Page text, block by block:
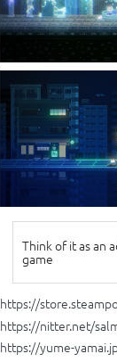
Think of it as an
game
https://
https://nitter.net/
https://yume-